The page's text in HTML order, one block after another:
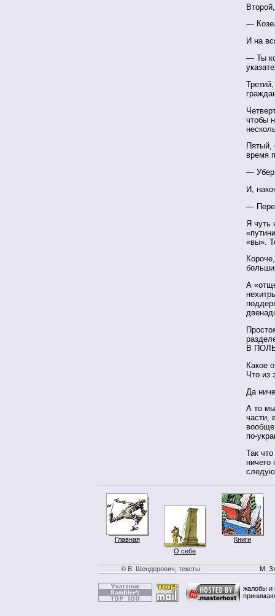
—
И на
— Ты
чтобы
Пятый,
время
—
И,
—
Я чуть
«вы».
А
В
Какое
Что из
Да
А то
части,
вообще
по-
Так
Главная
О себе
Книги
© В. Шендерович, тексты М.
жалобы и